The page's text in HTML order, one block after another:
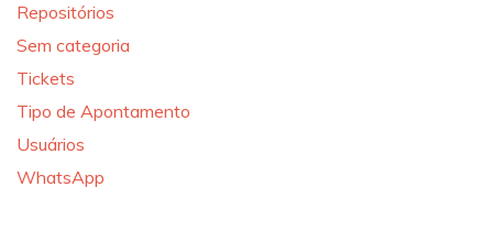
Repositórios
Sem categoria
Tickets
Tipo de Apontamento
Usuários
WhatsApp